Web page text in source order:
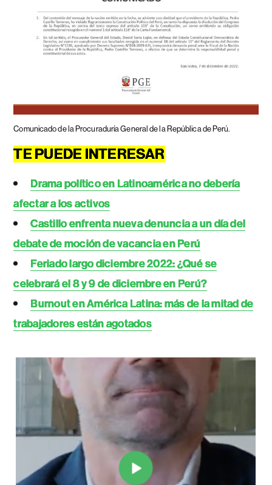
Comunicado de la Procuraduría General de la República de Perú.
TE PUEDE INTERESAR
Drama político en Latinoamérica no debería
afectar a los activos
Castillo enfrenta nueva denuncia a un día del
debate de moción de vacancia en Perú
Feriado largo diciembre 2022: ¿Qué se
celebrará el 8 y 9 de diciembre en Perú?
Burnout en América Latina: más de la mitad de
trabajadores están agotados